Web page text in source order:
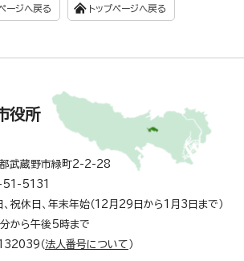
ージへ戻る トップページへ戻る
役所
蔵野市緑町2-2-28
51-5131
、祝休日、年末年始（12月29日から1月3日まで）
から午後5時まで
（ 法人番号について ）